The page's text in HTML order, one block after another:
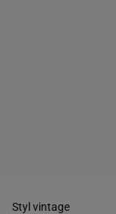
Styl vintage